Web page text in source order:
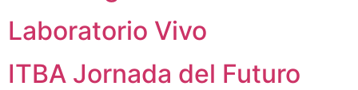
Laboratorio Vivo
ITBA Jornada del Futuro